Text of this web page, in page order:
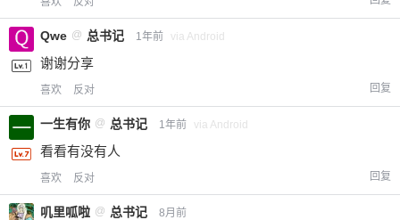
Qwe @ 总书记 1年前 via Android
谢谢分享
喜欢 反对 回复
一生有你 @ 总书记 1年前 via Android
看看有没有人
喜欢 反对 回复
叽里呱啦 @ 总书记 8月前